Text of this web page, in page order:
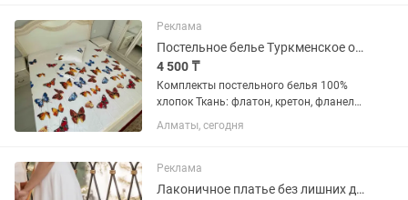
40капсул Производство Индонезия
Врачи назначают...
Реклама
Постельное белье Туркменское оптом и в розницу
4 500 ₸
Комплекты постельного белья 100%
хлопок Ткань: флатон, кретон, фланель,
ранфорс Цвета: разные Производство:
Туркменистан 1. 5- 6000 тенге в
тенге в розницу,...
Алматы, сегодня
Реклама
Лаконичное платье без лишних деталей